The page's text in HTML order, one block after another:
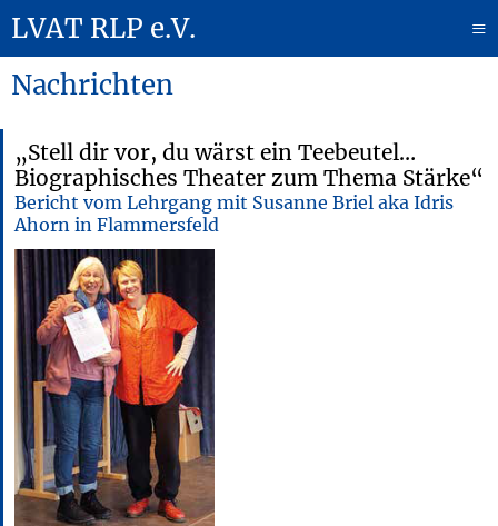
LVAT RLP e.V.
≡
Nachrichten
„Stell dir vor, du wärst ein Teebeutel…
Biographisches Theater zum Thema Stärke“
Bericht vom Lehrgang mit Susanne Briel aka Idris
Ahorn in Flammersfeld